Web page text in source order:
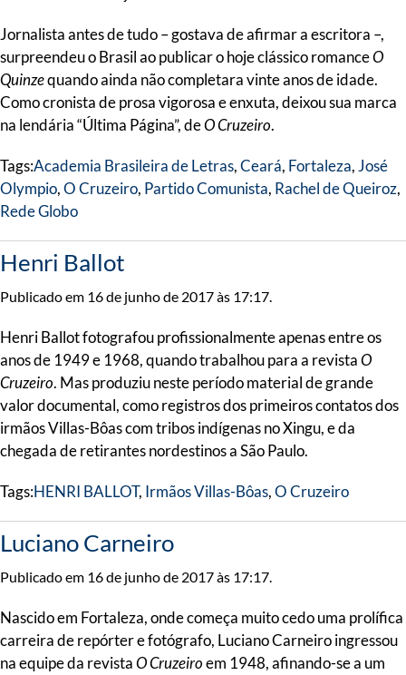
Jornalista antes de tudo – gostava de afirmar a escritora –,
surpreendeu o Brasil ao publicar o hoje clássico romanceO
Quinzequando ainda não completara vinte anos de idade.
Como cronista de prosa vigorosa e enxuta, deixou sua marca
na lendária “Última Página”, deO Cruzeiro.
Tags:Academia Brasileira de Letras,Ceará, Fortaleza, José
Olympio,O Cruzeiro, Partido Comunista, Rachel de Queiroz,
Rede Globo
Henri Ballot
Publicado em 16 de junho de 2017 às 17:17.
Henri Ballot fotografou profissionalmente apenas entre os
anos de 1949 e 1968, quando trabalhou para a revistaO
Cruzeiro. Mas produziu neste período material de grande
valor documental, como registros dos primeiros contatos dos
irmãos Villas-Bôas com tribos indígenas no Xingu, e da
chegada de retirantes nordestinos a São Paulo.
Tags:HENRI BALLOT, Irmãos Villas-Bôas,O Cruzeiro
Luciano Carneiro
Publicado em 16 de junho de 2017 às 17:17.
Nascido em Fortaleza, onde começa muito cedo uma prolífica
carreira de repórter e fotógrafo, Luciano Carneiro ingressou
na equipe da revistaO Cruzeiroem 1948, afinando-se a um